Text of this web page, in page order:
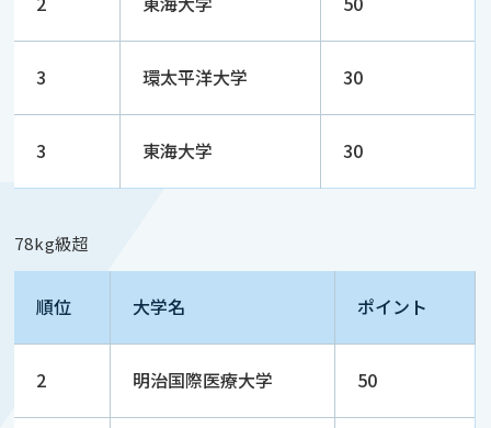
3 環太平洋大学 30
3 東海大学 30
78kg級超
順位 大学名 ポイント
2 明治国際医療大学 50